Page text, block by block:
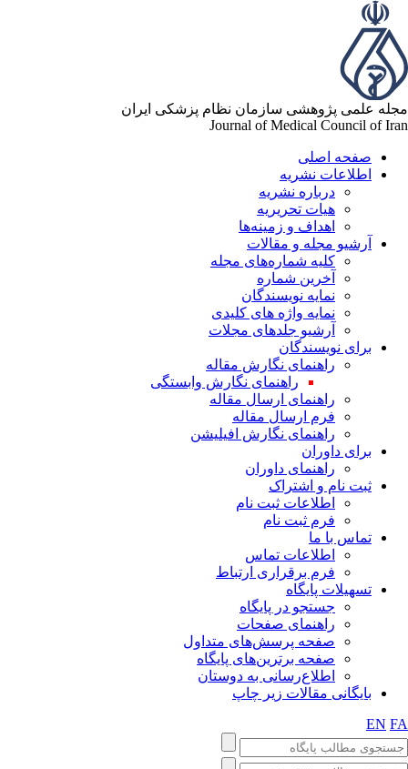
علمی پژوهشی سازمان نظام پزشکی ایران
Journal of Medical Council of
صفحه اصلی
اطلاعات نشریه
درباره نشریه
هیات تحریریه
اهداف و زمینه‌ها
آرشیو مجله و مقالات
کلیه شماره‌های مجله
آخرین شماره
نمایه نویسندگان
نمایه واژه های کلیدی
آرشیو جلدهای مجلات
برای نویسندگان
راهنمای نگارش مقاله
راهنمای نگارش وابستگی
راهنمای ارسال مقاله
فرم ارسال مقاله
راهنمای نگارش افیلیشن
برای داوران
راهنمای داوران
ثبت نام و اشتراک
اطلاعات ثبت نام
فرم ثبت نام
تماس با ما
اطلاعات تماس
فرم برقراری ارتباط
تسهیلات پایگاه
جستجو در پایگاه
راهنمای صفحات
صفحه پرسش‌های متداول
صفحه برترین‌های پایگاه
اطلاع‌رسانی به دوستان
بایگانی مقالات زیر چاپ
EN